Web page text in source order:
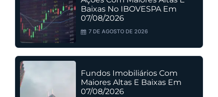
Baixas No IBOVESPA Em
07/08/2026
7 DE AGOSTO DE 2026
Fundos Imobiliários Com
Maiores Altas E Baixas Em
07/08/2026